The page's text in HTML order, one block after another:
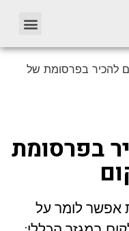
להכיר בפרסומת של
בפרסומת
אפשר לומר על